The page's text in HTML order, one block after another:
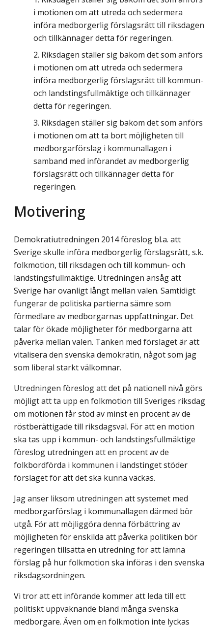
i motionen om att utreda och sedermera
införa medborgerlig förslagsrätt till riksdagen
och tillkännager detta för regeringen.
Riksdagen ställer sig bakom det som anförs
i motionen om att utreda och sedermera
införa medborgerlig förslagsrätt till kommun-
och landstingsfullmäktige och tillkännager
detta för regeringen.
Riksdagen ställer sig bakom det som anförs
i motionen om att ta bort möjligheten till
medborgarförslag i kommunallagen i
samband med införandet av medborgerlig
förslagsrätt och tillkännager detta för
regeringen.
Motivering
Demokratiutredningen 2014 föreslog bl.a. att
Sverige skulle införa medborgerlig förslagsrätt, s.k.
folkmotion, till riksdagen och till kommun- och
landstingsfullmäktige. Utredningen ansåg att
Sverige har ovanligt långt mellan valen. Samtidigt
fungerar de politiska partierna sämre som
förmedlare av medborgarnas uppfattningar. Det
talar för ökade möjligheter för medborgarna att
påverka mellan valen. Tanken med förslaget är att
vitalisera den svenska demokratin, något som jag
som liberal starkt välkomnar.
Utredningen föreslog att det på nationell nivå görs
möjligt att ta upp en folkmotion till Sveriges riksdag
om motionen får stöd av minst en procent av de
röstberättigade till riksdagsval. För att en motion
ska tas upp i kommun- och landstingsfullmäktige
före­slog utredningen att en procent av de
folkbordförda i kommunen i landstinget stöder
förslaget för att det ska kunna väckas.
Jag anser liksom utredningen att systemet med
medborgarförslag i kommunallagen därmed bör
utgå. För att möjliggöra denna förbättring av
möjligheten för enskilda att påverka politiken bör
regeringen tillsätta en utredning för att lämna
förslag på hur folkmotion ska införas i den svenska
riksdagsordningen.
Vi tror att ett införande kommer att leda till ett
politiskt uppvaknande bland många svenska
medborgare. Även om en folkmotion inte lyckas